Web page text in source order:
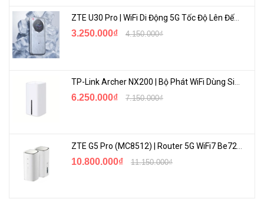
ZTE U30 Pro | WiFi Di Động 5G Tốc Độ Lên Đến 500Mbps, Màn Hình Cảm Ứng
3.250.000₫ 4.150.000₫
6.250.000₫ 7.150.000₫
10.800.000₫ 11.150.000₫